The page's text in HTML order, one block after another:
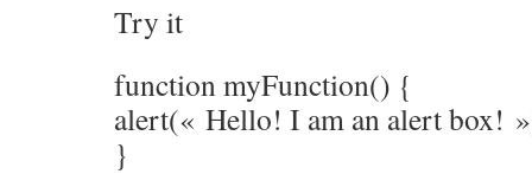
Try it
function myFunction() {
alert(« Hello! I am an alert box!
}